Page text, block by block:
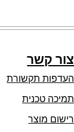
צור קשר
העדפות תקשורת
תמיכה טכניתopens
רישום מוצר